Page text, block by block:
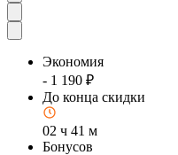
Экономия
- 1 190 ₽
До конца скидки
02 ч 41 м
Бонусов